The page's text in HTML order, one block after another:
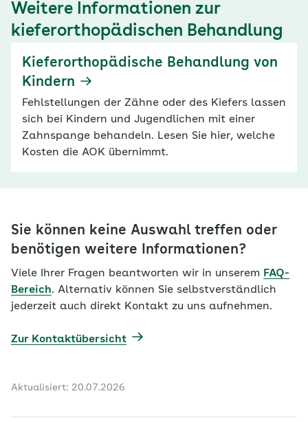
Weitere Informationen zur
kieferorthopädischen Behandlung
Kieferorthopädische Behandlung von
Kindern
Fehlstellungen der Zähne oder des Kiefers lassen
sich bei Kindern und Jugendlichen mit einer
Zahnspange behandeln. Lesen Sie hier, welche
Kosten die AOK übernimmt.
Sie können keine Auswahl treffen oder
benötigen weitere Informationen?
Viele Ihrer Fragen beantworten wir in unserem FAQ-
Bereich. Alternativ können Sie selbstverständlich
jederzeit auch direkt Kontakt zu uns aufnehmen.
Zur Kontaktübersicht
Aktualisiert: 20.07.2026